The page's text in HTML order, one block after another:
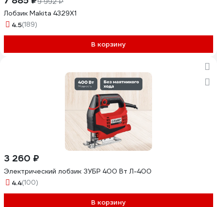
Лобзик Makita 4329X1
4.5(189)
В корзину
3 260 ₽
Электрический лобзик ЗУБР 400 Вт Л-400
4.4(100)
В корзину